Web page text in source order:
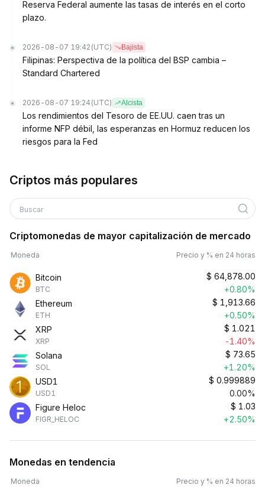
Reserva Federal aumente las tasas de interés en el corto
plazo.
2026-08-07 19:42 (UTC) Bajista
Filipinas: Perspectiva de la política del BSP cambia –
Standard Chartered
2026-08-07 19:24 (UTC) Alcista
Los rendimientos del Tesoro de EE.UU. caen tras un
informe NFP débil, las esperanzas en Hormuz reducen los
riesgos para la Fed
Criptos más populares
Buscar
Criptomonedas de mayor capitalización de mercado
Moneda Precio y % en 24 horas
Bitcoin
BTC
$ 64,878.00
+0.80%
Ethereum
ETH
$ 1,913.66
+0.50%
XRP
XRP
$ 1.021
-1.40%
Solana
SOL
$ 73.65
+1.20%
USD1
USD1
$ 0.999889
0.00%
Figure Heloc
FIGR_HELOC
$ 1.03
+2.50%
Monedas en tendencia
Moneda Precio y % en 24 horas